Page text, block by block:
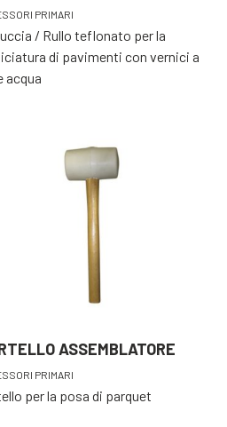
PRIMARI
/ Rullo teflonato per la
di pavimenti con vernici a
acqua
ASSEMBLATORE
PRIMARI
per la posa di parquet